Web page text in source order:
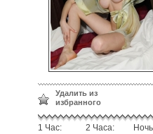
Удалить из
избранного
1 Час: 2 Часа: